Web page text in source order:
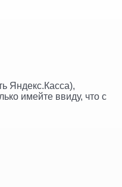
Яндекс.Касса),
имейте ввиду, что с